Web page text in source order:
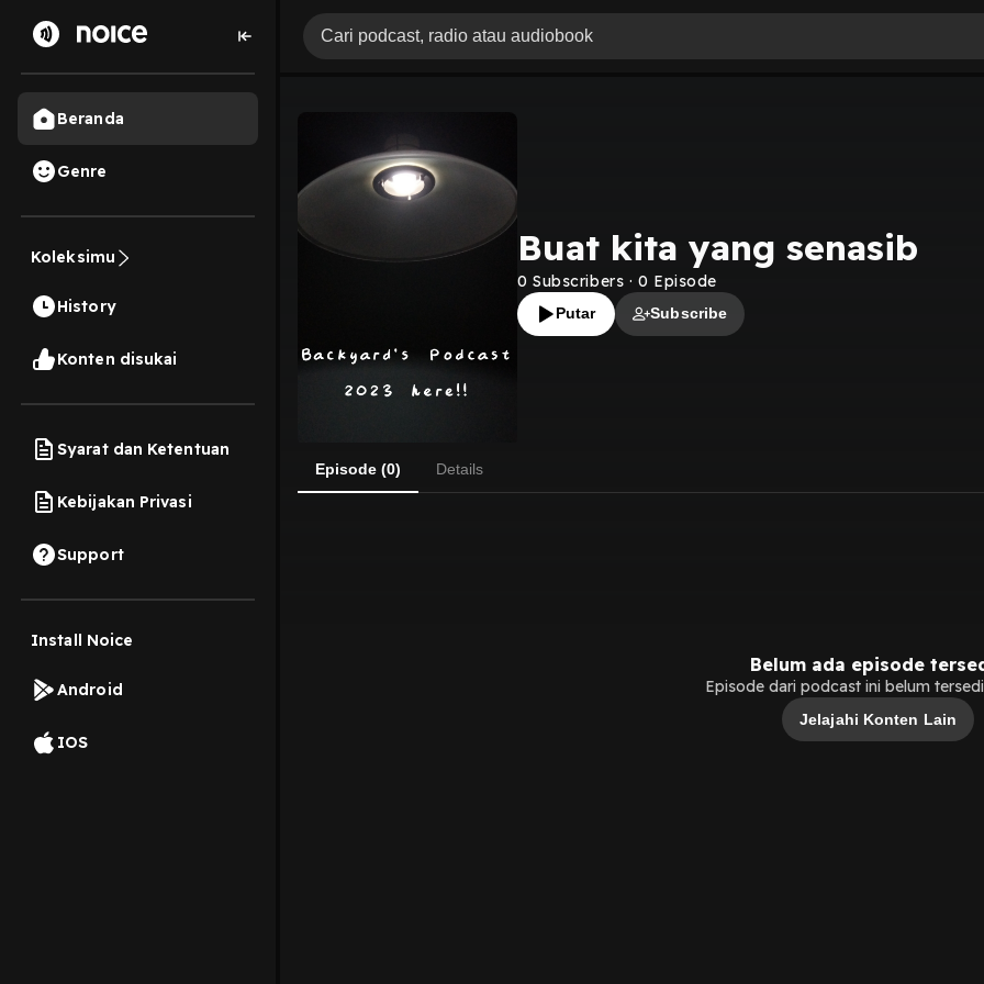
Beranda
Genre
Koleksimu
History
Konten disukai
Syarat dan Ketentuan
Kebijakan Privasi
Support
Install Noice
Android
IOS
Buat kita yang senasib
0 Subscribers · 0 Episode
Putar Subscribe
Episode (0) Details
Belum ada episode
Episode dari podcast ini belum
Jelajahi Konten Lain